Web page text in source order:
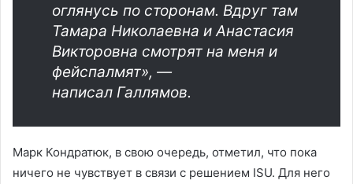
оглянусь по сторонам. Вдруг там
Тамара Николаевна и Анастасия
Викторовна смотрят на меня и
фейспалмят», —
написал Галлямов.
Марк Кондратюк, в свою очередь, отметил, что пока
ничего не чувствует в связи с решением ISU. Для него